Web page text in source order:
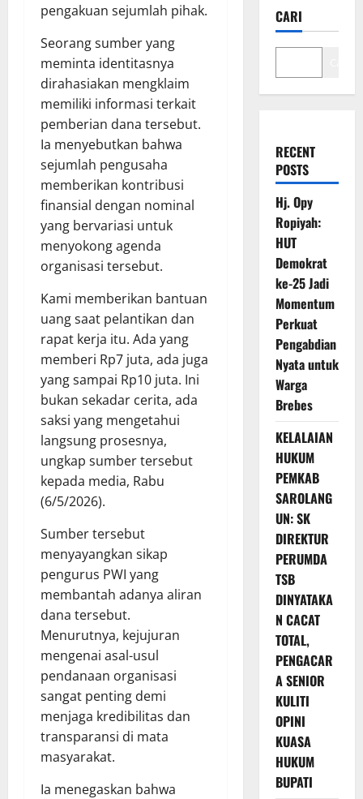
pengakuan sejumlah pihak.
Seorang sumber yang
meminta identitasnya
dirahasiakan mengklaim
memiliki informasi terkait
pemberian dana tersebut.
Ia menyebutkan bahwa
sejumlah pengusaha
memberikan kontribusi
finansial dengan nominal
yang bervariasi untuk
menyokong agenda
organisasi tersebut.
Kami memberikan bantuan
uang saat pelantikan dan
rapat kerja itu. Ada yang
memberi Rp7 juta, ada juga
yang sampai Rp10 juta. Ini
bukan sekadar cerita, ada
saksi yang mengetahui
langsung prosesnya,
ungkap sumber tersebut
kepada media, Rabu
(6/5/2026).
Sumber tersebut
menyayangkan sikap
pengurus PWI yang
membantah adanya aliran
dana tersebut.
Menurutnya, kejujuran
mengenai asal-usul
pendanaan organisasi
sangat penting demi
menjaga kredibilitas dan
transparansi di mata
masyarakat.
Ia menegaskan bahwa
CARI
RECENT
POSTS
Hj. Opy
Ropiyah:
HUT
Demokrat
ke-25 Jadi
Momentum
Perkuat
Pengabdian
Nyata untuk
Warga
Brebes
KELALAIAN
HUKUM
PEMKAB
SAROLANG
UN: SK
DIREKTUR
PERUMDA
TSB
DINYATAKA
N CACAT
TOTAL,
PENGACAR
A SENIOR
KULITI
OPINI
KUASA
HUKUM
BUPATI